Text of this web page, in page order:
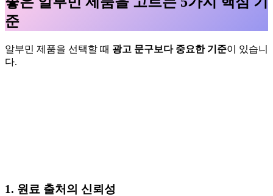
준
알부민 제품을 선택할 때 광고 문구보다 중요한 기준이 있습니
다.
1. 원료 출처의 신뢰성